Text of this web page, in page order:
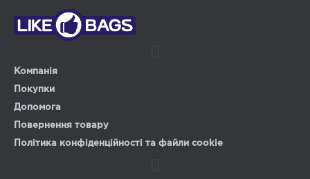
Компанія
Покупки
Допомога
Повернення товару
Політика конфіденційності та файли cookie